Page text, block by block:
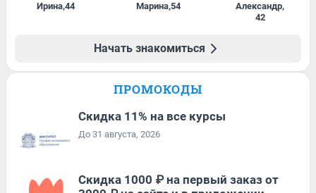
Ирина,44 Марина,54 Александр,
42
Начать знакомиться
ПРОМОКОДЫ
Скидка 11% на все курсы
До 31 августа, 2026
Скидка 1000 ₽ на первый заказ от